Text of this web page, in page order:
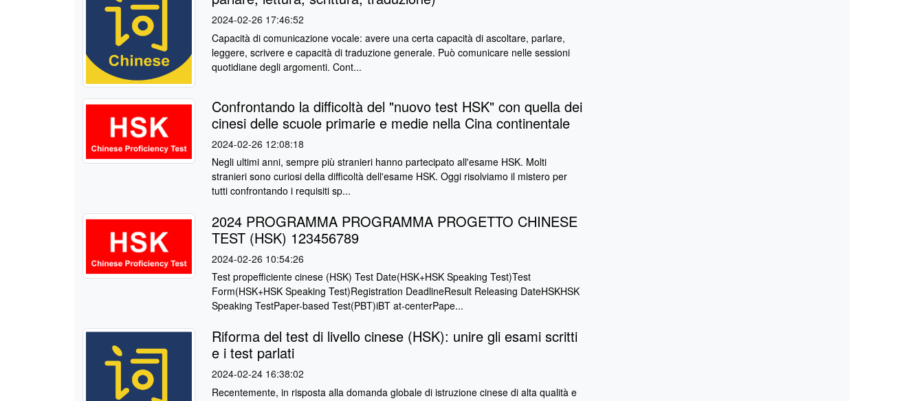
2024-02-26 17:46:52
Capacità di comunicazione vocale: avere una certa capacità di ascoltare, parlare,
leggere, scrivere e capacità di traduzione generale. Può comunicare nelle sessioni
quotidiane degli argomenti. Cont...
Confrontando la difficoltà del "nuovo test HSK" con quella dei
cinesi delle scuole primarie e medie nella Cina continentale
2024-02-26 12:08:18
Negli ultimi anni, sempre più stranieri hanno partecipato all'esame HSK. Molti
stranieri sono curiosi della difficoltà dell'esame HSK. Oggi risolviamo il mistero per
tutti confrontando i requisiti sp...
2024 PROGRAMMA PROGRAMMA PROGETTO CHINESE
TEST (HSK) 123456789
2024-02-26 10:54:26
Test propefficiente cinese (HSK) Test Date(HSK+HSK Speaking Test)Test
Form(HSK+HSK Speaking Test)Registration DeadlineResult Releasing DateHSKHSK
Speaking TestPaper-based Test(PBT)iBT at-centerPape...
Riforma del test di livello cinese (HSK): unire gli esami scritti
e i test parlati
2024-02-24 16:38:02
Recentemente, in risposta alla domanda globale di istruzione cinese di alta qualità e